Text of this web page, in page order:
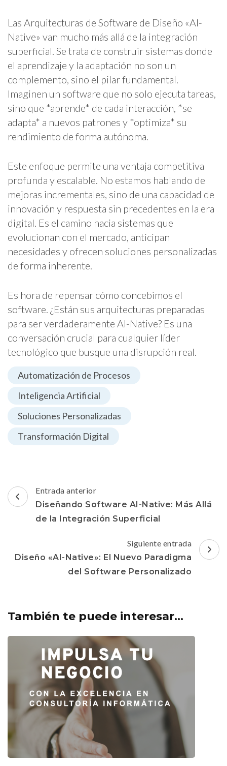
Las Arquitecturas de Software de Diseño «AI-
Native» van mucho más allá de la integración
superficial. Se trata de construir sistemas donde
el aprendizaje y la adaptación no son un
complemento, sino el pilar fundamental.
Imaginen un software que no solo ejecuta tareas,
sino que *aprende* de cada interacción, *se
adapta* a nuevos patrones y *optimiza* su
rendimiento de forma autónoma.
Este enfoque permite una ventaja competitiva
profunda y escalable. No estamos hablando de
mejoras incrementales, sino de una capacidad de
innovación y respuesta sin precedentes en la era
digital. Es el camino hacia sistemas que
evolucionan con el mercado, anticipan
necesidades y ofrecen soluciones personalizadas
de forma inherente.
Es hora de repensar cómo concebimos el
software. ¿Están sus arquitecturas preparadas
para ser verdaderamente AI-Native? Es una
conversación crucial para cualquier líder
tecnológico que busque una disrupción real.
Automatización de Procesos
Inteligencia Artificial
Soluciones Personalizadas
Transformación Digital
Navegación
de
entradas
Entrada anterior
Diseñando Software AI-Native: Más Allá
de la Integración Superficial
Siguiente entrada
Diseño «AI-Native»: El Nuevo Paradigma
del Software Personalizado
También te puede interesar...